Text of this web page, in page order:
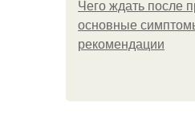
Чего ждать после
основные
рекомендации